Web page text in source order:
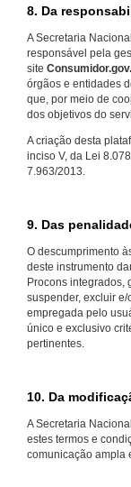
8. Da
A Secretaria
responsável pela
site
órgãos e entidades
que, por meio de
dos objetivos do
A criação desta
inciso V, da Lei
7.963/2013.
9. Das
O descumprimento
deste instrumento
Procons integrados,
suspender, excluir
empregada pelo
único e exclusivo
pertinentes.
10. Da
A Secretaria
estes termos e
comunicação ampla